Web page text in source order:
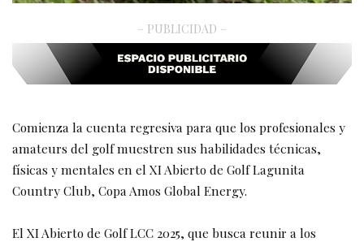
– PUBLICIDAD –
Comienza la cuenta regresiva para que los profesionales y
amateurs del golf muestren sus habilidades técnicas,
físicas y mentales en el XI Abierto de Golf Lagunita
Country Club, Copa Amos Global Energy.
El XI Abierto de Golf LCC 2025, que busca reunir a los